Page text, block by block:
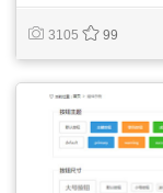
3105 99